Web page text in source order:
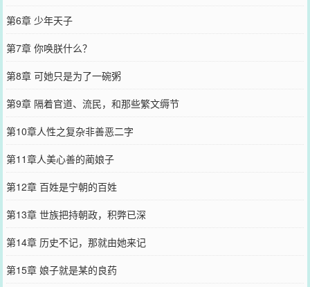
第6章 少年天子
第7章 你唤朕什么？
第8章 可她只是为了一碗粥
第9章 隔着官道、流民，和那些繁文缛节
第10章人性之复杂非善恶二字
第11章人美心善的蔺娘子
第12章 百姓是宁朝的百姓
第13章 世族把持朝政，积弊已深
第14章 历史不记，那就由她来记
第15章 娘子就是某的良药